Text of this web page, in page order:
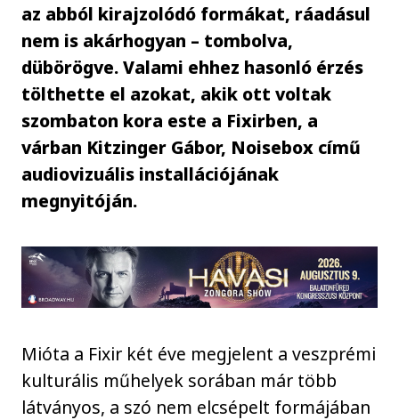
az abból kirajzolódó formákat, ráadásul
nem is akárhogyan – tombolva,
dübörögve. Valami ehhez hasonló érzés
tölthette el azokat, akik ott voltak
szombaton kora este a Fixirben, a
várban Kitzinger Gábor, Noisebox című
audiovizuális installációjának
megnyitóján.
Mióta a Fixir két éve megjelent a veszprémi
kulturális műhelyek sorában már több
látványos, a szó nem elcsépelt formájában